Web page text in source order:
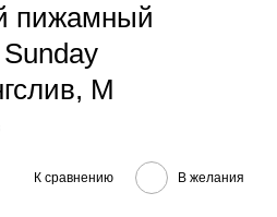
пижамный
M
К сравнению В желания